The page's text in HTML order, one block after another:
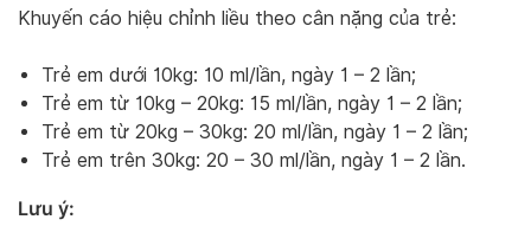
Khuyến cáo hiệu chỉnh liều theo cân nặng của trẻ:
Trẻ em dưới 10kg: 10 ml/lần, ngày 1 – 2 lần;
Trẻ em từ 10kg – 20kg: 15 ml/lần, ngày 1 – 2 lần;
Trẻ em từ 20kg – 30kg: 20 ml/lần, ngày 1 – 2 lần;
Trẻ em trên 30kg: 20 – 30 ml/lần, ngày 1 – 2 lần.
Lưu ý: